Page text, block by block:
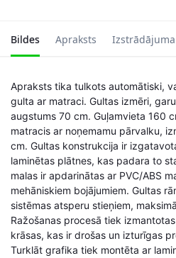
matraci
164
x
90
cm
x
70
cm,
panda
daudzums
Bildes Apraksts
Apraksts tika tulkots automātiski,
gulta ar matraci. Gultas izmēri,
augstums 70 cm. Guļamvieta 160
matracis ar noņemamu pārvalku,
cm. Gultas konstrukcija ir
laminētas plātnes, kas padara to
malas ir apdarinātas ar PVC/ABS
mehāniskiem bojājumiem. Gultas
sistēmas atsperu stieņiem,
Ražošanas procesā tiek
krāsas, kas ir drošas un izturīgas
Turklāt grafika tiek montēta ar